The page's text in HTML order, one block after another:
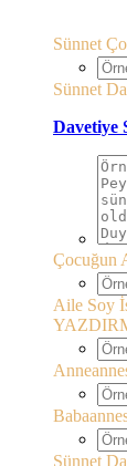
Sünnet
Sünnet
Davetiye
Çocuğun
Aile Soy
Sünnet